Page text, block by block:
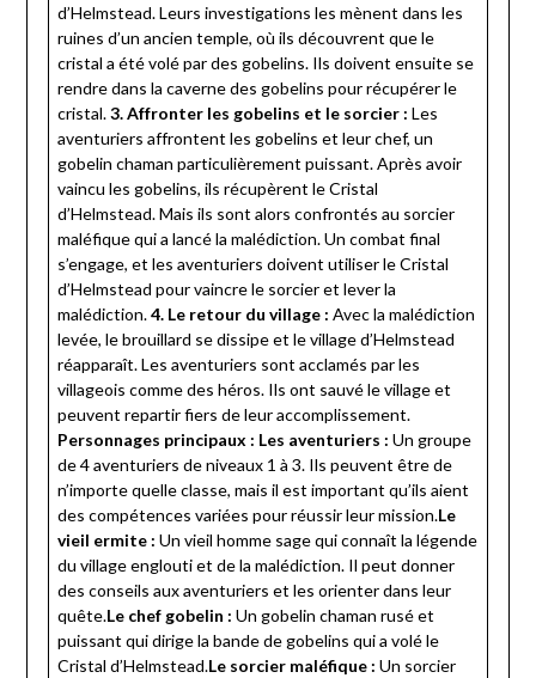
d’Helmstead. Leurs investigations les mènent dans les
ruines d’un ancien temple, où ils découvrent que le
cristal a été volé par des gobelins. Ils doivent ensuite se
rendre dans la caverne des gobelins pour récupérer le
cristal.3. Affronter les gobelins et le sorcier : Les
aventuriers affrontent les gobelins et leur chef, un
gobelin chaman particulièrement puissant. Après avoir
vaincu les gobelins, ils récupèrent le Cristal
d’Helmstead. Mais ils sont alors confrontés au sorcier
maléfique qui a lancé la malédiction. Un combat final
s’engage, et les aventuriers doivent utiliser le Cristal
d’Helmstead pour vaincre le sorcier et lever la
malédiction.4. Le retour du village : Avec la malédiction
levée, le brouillard se dissipe et le village d’Helmstead
réapparaît. Les aventuriers sont acclamés par les
villageois comme des héros. Ils ont sauvé le village et
peuvent repartir fiers de leur accomplissement.
Personnages principaux : Les aventuriers : Un groupe
de 4 aventuriers de niveaux 1 à 3. Ils peuvent être de
n’importe quelle classe, mais il est important qu’ils aient
des compétences variées pour réussir leur mission.Le
vieil ermite : Un vieil homme sage qui connaît la légende
du village englouti et de la malédiction. Il peut donner
des conseils aux aventuriers et les orienter dans leur
quête.Le chef gobelin : Un gobelin chaman rusé et
puissant qui dirige la bande de gobelins qui a volé le
Cristal d’Helmstead.Le sorcier maléfique : Un sorcier